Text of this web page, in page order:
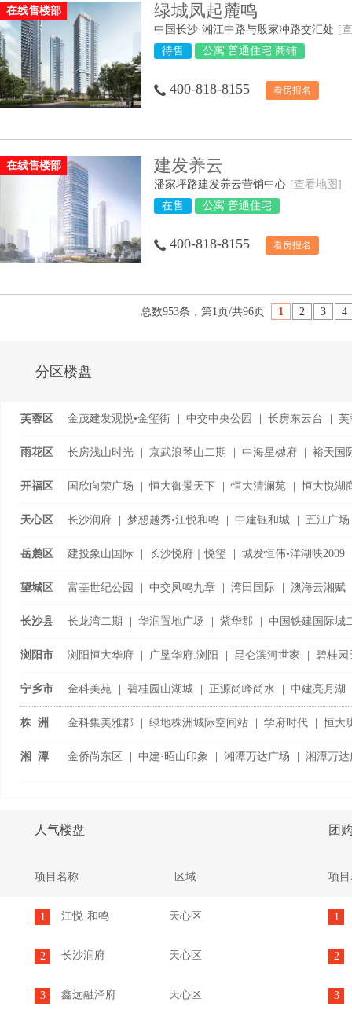
在线售楼部 绿城凤起麓鸣
中国长沙·湘江中路与殷家冲路交汇处 [
待售
公寓 普通住宅 商铺
400-818-8155 看房报名
在线售楼部 建发养云
潘家坪路建发养云营销中心 [查看地图]
在售
公寓 普通住宅
400-818-8155 看房报名
总数953条，第1页/共96页 1 2 3 4
分区楼盘
芙蓉区 金茂建发观悦•金玺街 中交中央公园 长房东云台 芙
千江•...
雨花区 长房浅山时光 京武浪琴山二期 中海星樾府 裕天国
| 泰禹雅鲤
开福区 国欣向荣广场 恒大御景天下 恒大清澜苑 恒大悦湖
湘江金茂府 | 卓越·朗宋 |
天心区 长沙润府 梦想越秀•江悦和鸣 中建钰和城 五江广场
丽发新城四期 |
岳麓区 建投象山国际 长沙悦府｜悦玺 城发恒伟•洋湖映2009
望城区 富基世纪公园 中交凤鸣九章 湾田国际 澳海云湘赋
时代倾城•
长沙县 长龙湾二期 华润置地广场 紫华郡 中国铁建国际城
| 中梁鎏金公馆 |
浏阳市 浏阳恒大华府 广垦华府.浏阳 昆仑滨河世家 碧桂园
浏阳国际家具城 |
宁乡市 金科美苑 碧桂园山湖城 正源尚峰尚水 中建亮月湖
宁乡恒大御景半岛 |
株 洲 金科集美雅郡 绿地株洲城际空间站 学府时代 恒大
旗渌宴南都 |
湘 潭 金侨尚东区 中建·昭山印象 湘潭万达广场 湘潭万
人气楼盘 团
项目名称 区域 项
1 江悦·和鸣 天心区
2 长沙润府 天心区
3 鑫远融泽府 天心区
1
2
3